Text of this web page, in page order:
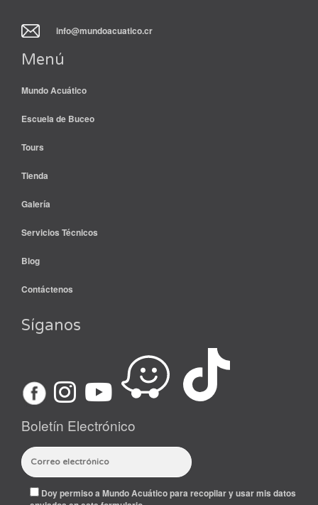
info@mundoacuatico.cr
Menú
Mundo Acuático
Escuela de Buceo
Tours
Tienda
Galería
Servicios Técnicos
Blog
Contáctenos
Síganos
Boletín Electrónico
Doy permiso a Mundo Acuático para recopilar y usar mis datos